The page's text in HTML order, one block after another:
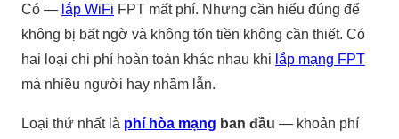
Có — lắp WiFi FPT mất phí. Nhưng cần hiểu đúng để
không bị bất ngờ và không tốn tiền không cần thiết. Có
hai loại chi phí hoàn toàn khác nhau khi lắp mạng FPT
mà nhiều người hay nhầm lẫn.
Loại thứ nhất là phí hòa mạng ban đầu — khoản phí